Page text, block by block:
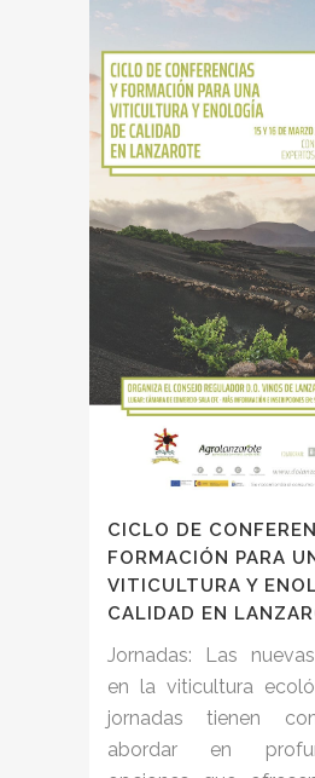
CICLO DE
FORMACIÓN PARA
VITICULTURA Y
CALIDAD EN
Jornadas: Las
en la viticultura
jornadas tienen
abordar en